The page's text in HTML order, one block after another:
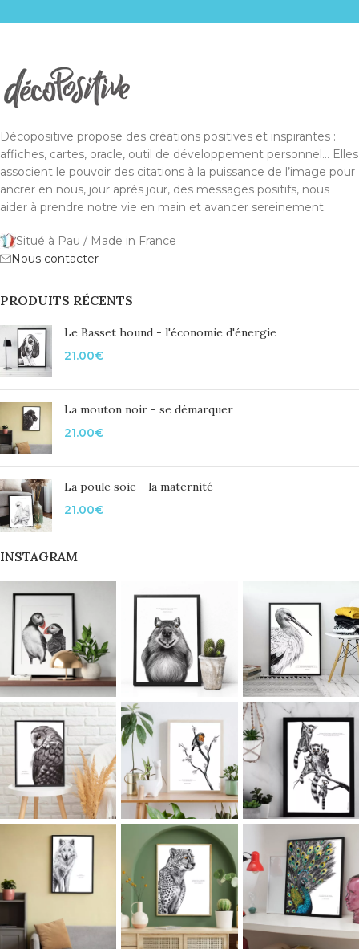
Décopositive propose des créations positives et inspirantes :
affiches, cartes, oracle, outil de développement personnel... Elles
associent le pouvoir des citations à la puissance de l’image pour
ancrer en nous, jour après jour, des messages positifs, nous
aider à prendre notre vie en main et avancer sereinement.
Situé à Pau / Made in France
Nous contacter
PRODUITS RÉCENTS
Le Basset hound - l'économie d'énergie
21.00€
La mouton noir - se démarquer
21.00€
La poule soie - la maternité
21.00€
INSTAGRAM